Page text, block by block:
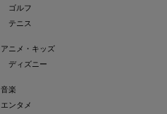
ゴルフ
テニス
アニメ・キッズ
ディズニー
音楽
エンタメ